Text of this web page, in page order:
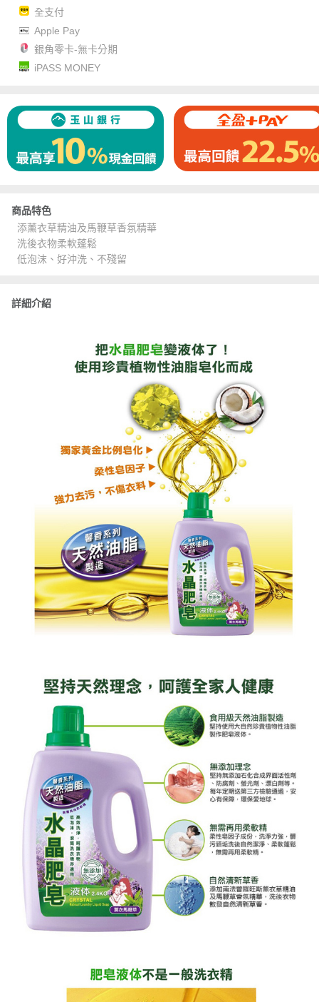
全支付
Apple Pay
銀角零卡-無卡分期
iPASS MONEY
商品特色
添薰衣草精油及馬鞭草香氛精華
洗後衣物柔軟蓬鬆
低泡沫、好沖洗、不殘留
詳細介紹